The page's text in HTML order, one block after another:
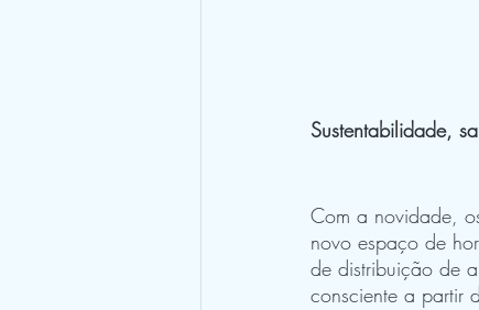
Sustentabilidade,
Com a novidade,
novo espaço de
de distribuição de
consciente a partir